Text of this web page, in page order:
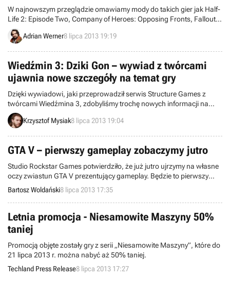
W najnowszym przeglądzie omawiamy mody do takich gier jak Half-
Life 2: Episode Two, Company of Heroes: Opposing Fronts, Fallout:
New Vegas, Deus Ex czy Freespace 2.
Adrian Werner8 lipca 2013 19:19
Wiedźmin 3: Dziki Gon – wywiad z twórcami
ujawnia nowe szczegóły na temat gry
Dzięki wywiadowi, jaki przeprowadził serwis Structure Games z
twórcami Wiedźmina 3, zdobyliśmy trochę nowych informacji na
temat nadchodzącego tytułu. Rzucono nieco światła m.in. na system
rozwoju postaci, alchemię, walkę z siodła i kwestię dostępności
Krzysztof Mysiak8 lipca 2013 19:04
GTA V – pierwszy gameplay zobaczymy jutro
Studio Rockstar Games potwierdziło, że już jutro ujrzymy na własne
oczy zwiastun GTA V prezentujący gameplay. Będzie to pierwszy
zapis rozgrywki z jednej z najbardziej oczekiwanych gier 2013 roku.
Bartosz Woldański8 lipca 2013 17:35
Letnia promocja - Niesamowite Maszyny 50%
taniej
Promocją objęte zostały gry z serii „Niesamowite Maszyny”, które do
21 lipca 2013 r. można nabyć aż 50% taniej.
Techland Press Release8 lipca 2013 17:27